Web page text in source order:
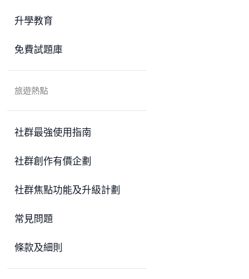
升學教育
免費試題庫
旅遊熱點
社群最強使用指南
社群創作有價企劃
社群焦點功能及升級計劃
常見問題
條款及細則